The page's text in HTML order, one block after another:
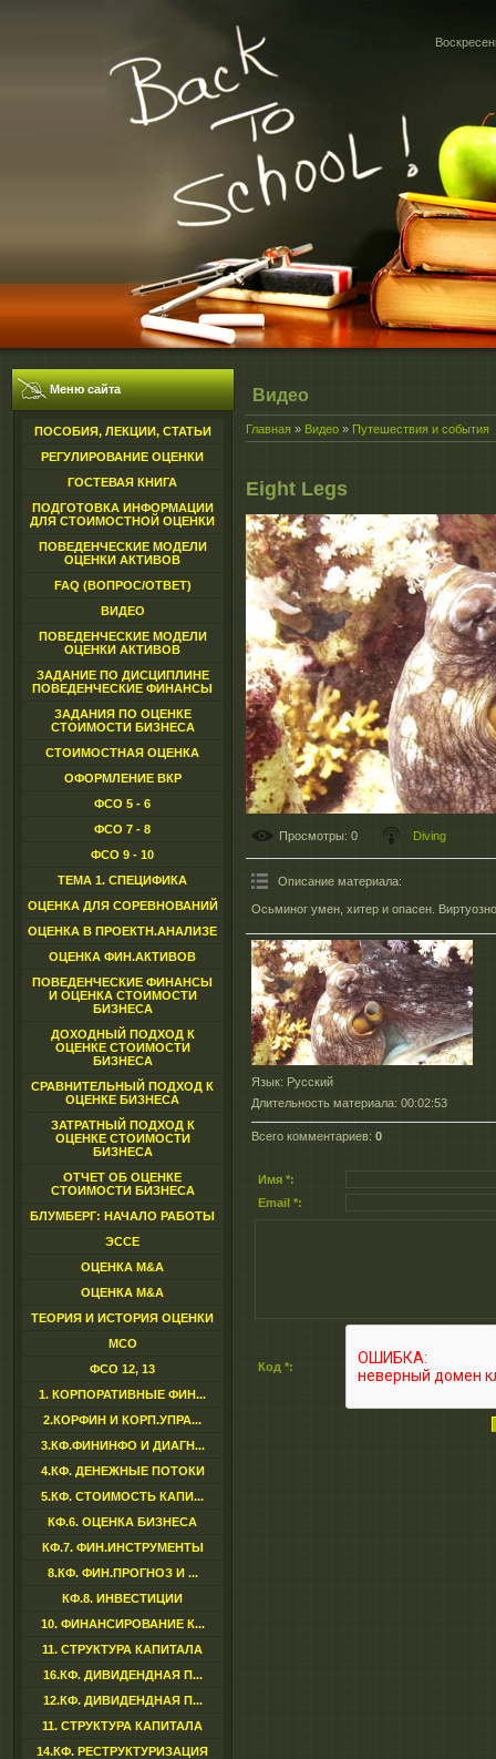
Меню сайта
ПОСОБИЯ, ЛЕКЦИИ, СТАТЬИ
РЕГУЛИРОВАНИЕ ОЦЕНКИ
ГОСТЕВАЯ КНИГА
ПОДГОТОВКА ИНФОРМАЦИИ
ДЛЯ СТОИМОСТНОЙ ОЦЕНКИ
ПОВЕДЕНЧЕСКИЕ МОДЕЛИ
ОЦЕНКИ АКТИВОВ
FAQ (ВОПРОС/ОТВЕТ)
ВИДЕО
ПОВЕДЕНЧЕСКИЕ МОДЕЛИ
ОЦЕНКИ АКТИВОВ
ЗАДАНИЕ ПО ДИСЦИПЛИНЕ
ПОВЕДЕНЧЕСКИЕ ФИНАНСЫ
ЗАДАНИЯ ПО ОЦЕНКЕ
СТОИМОСТИ БИЗНЕСА
СТОИМОСТНАЯ ОЦЕНКА
ОФОРМЛЕНИЕ ВКР
ФСО 5 - 6
ФСО 7 - 8
ФСО 9 - 10
ТЕМА 1. СПЕЦИФИКА
ОЦЕНКА ДЛЯ СОРЕВНОВАНИЙ
ОЦЕНКА В ПРОЕКТН.АНАЛИЗЕ
ОЦЕНКА ФИН.АКТИВОВ
ПОВЕДЕНЧЕСКИЕ ФИНАНСЫ
И ОЦЕНКА СТОИМОСТИ
БИЗНЕСА
ДОХОДНЫЙ ПОДХОД К
ОЦЕНКЕ СТОИМОСТИ
БИЗНЕСА
СРАВНИТЕЛЬНЫЙ ПОДХОД К
ОЦЕНКЕ БИЗНЕСА
ЗАТРАТНЫЙ ПОДХОД К
ОЦЕНКЕ СТОИМОСТИ
БИЗНЕСА
ОТЧЕТ ОБ ОЦЕНКЕ
СТОИМОСТИ БИЗНЕСА
БЛУМБЕРГ: НАЧАЛО РАБОТЫ
ЭССЕ
ОЦЕНКА M&A
ОЦЕНКА M&A
ТЕОРИЯ И ИСТОРИЯ ОЦЕНКИ
МСО
ФСО 12, 13
1. КОРПОРАТИВНЫЕ ФИН...
2.КОРФИН И КОРП.УПРА...
3.КФ.ФИНИНФО И ДИАГН...
4.КФ. ДЕНЕЖНЫЕ ПОТОКИ
5.КФ. СТОИМОСТЬ КАПИ...
КФ.6. ОЦЕНКА БИЗНЕСА
КФ.7. ФИН.ИНСТРУМЕНТЫ
8.КФ. ФИН.ПРОГНОЗ И ...
КФ.8. ИНВЕСТИЦИИ
10. ФИНАНСИРОВАНИЕ К...
11. СТРУКТУРА КАПИТАЛА
16.КФ. ДИВИДЕНДНАЯ П...
12.КФ. ДИВИДЕНДНАЯ П...
11. СТРУКТУРА КАПИТАЛА
14.КФ. РЕСТРУКТУРИЗАЦИЯ
Видео
Главная » Видео » Путешествия и события
Eight Legs
Просмотры: 0 Diving
Описание материала:
Осьминог умен, хитер и опасен.
Язык: Русский
Длительность материала: 00:02:53
Всего комментариев: 0
Имя *:
Email *:
Код *: